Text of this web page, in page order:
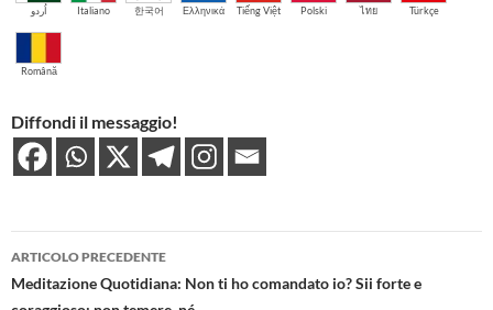
اُردو Italiano 한국어 Ελληνικά Tiếng Việt Polski ไทย Türkçe
Română
Diffondi il messaggio!
Navigazione
articolo
ARTICOLO PRECEDENTE
Meditazione Quotidiana: Non ti ho comandato io? Sii forte e